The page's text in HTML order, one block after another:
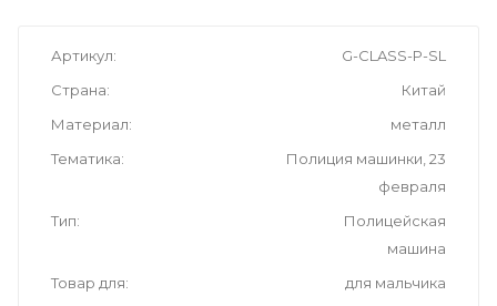
Артикул
G-CLASS-P-SL
Страна
Китай
Материал
металл
Тематика
Полиция машинки, 23
февраля
Тип
Полицейская
машина
Товар для
для мальчика